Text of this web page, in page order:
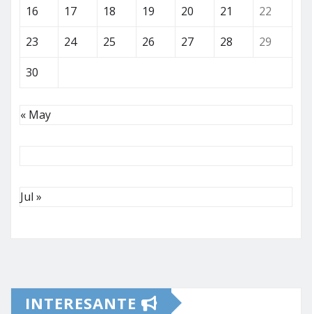
16
17 18 19 20 21
22
23
24 25 26 27 28
29
30
« May
Jul »
INTERESANTE